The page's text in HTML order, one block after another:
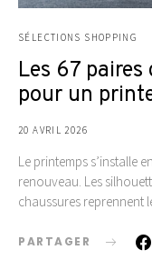
SÉLECTIONS SHOPPING
Les 67
pour un
20 AVRIL 2026
Le printemps s’installe
renouveau. Les
chaussures reprennent
PARTAGER